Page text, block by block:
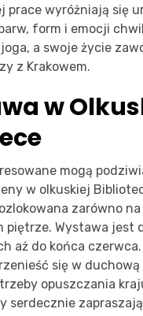
prace wyróżniają się
form i emocji
a swoje życie
z Krakowem.
w
mogą
w olkuskiej
zarówno
piętrze. Wystawa jest
aż do końca
się w duchową
opuszczania
serdecznie